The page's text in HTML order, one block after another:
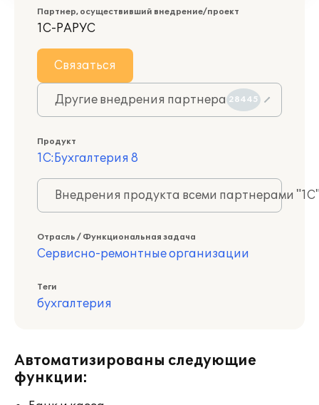
Партнер, осуществивший внедрение/проект
1С-РАРУС
Связаться
Другие внедрения партнера 28445
Продукт
1С:Бухгалтерия 8
Внедрения продукта всеми партнерами
Отрасль / Функциональная задача
Сервисно-ремонтные организации
Теги
бухгалтерия
Автоматизированы следующие
функции: